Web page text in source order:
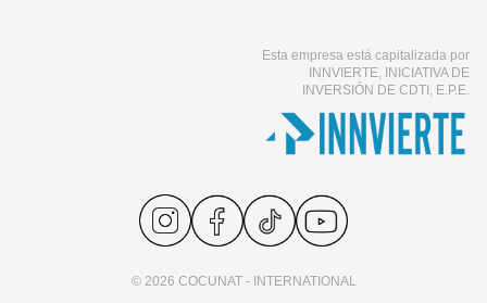
Esta empresa está capitalizada por
INNVIERTE, INICIATIVA DE
INVERSIÓN DE CDTI, E.P.E.
© 2026 COCUNAT - INTERNATIONAL